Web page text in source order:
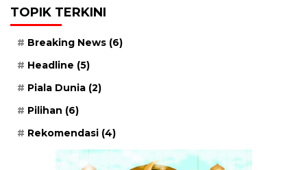
TOPIK TERKINI
Breaking News (6)
Headline (5)
Piala Dunia (2)
Pilihan (6)
Rekomendasi (4)